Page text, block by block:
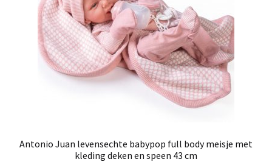
Antonio Juan levensechte babypop full body meisje met
kleding deken en speen 43 cm